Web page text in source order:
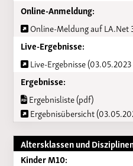
Online-Anmeldung:
Online-Meldung auf LA.Net
Live-Ergebnisse:
Live-Ergebnisse
Ergebnisse:
Ergebnisliste (pdf)
Ergebnisübersicht
Altersklassen und
Kinder M10: